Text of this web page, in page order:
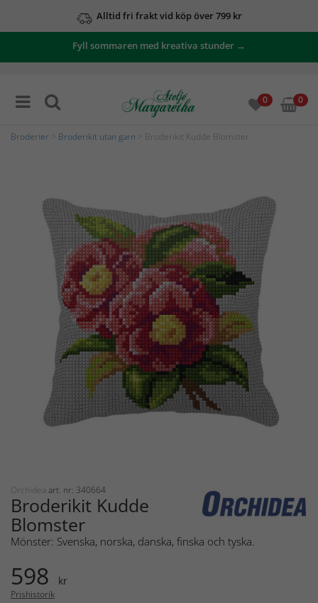
Alltid fri frakt vid köp över 799 kr
Fyll sommaren med kreativa stunder →
0 0
Broderier Broderikit utan garn > Broderikit Kudde Blomster
Orchidea art. nr: 340664
Broderikit Kudde
Blomster
Mönster: Svenska, norska, danska, finska och tyska.
598 kr
Prishistorik